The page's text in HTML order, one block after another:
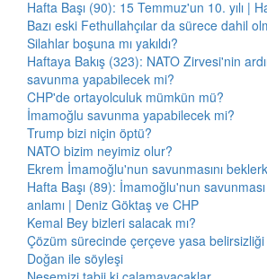
Hafta Başı (90): 15 Temmuz'un 10. yılı |
Bazı eski Fethullahçılar da sürece dahil
Silahlar boşuna mı yakıldı?
Haftaya Bakış (323): NATO Zirvesi'nin
savunma yapabilecek mi?
CHP'de ortayolculuk mümkün mü?
İmamoğlu savunma yapabilecek mi?
Trump bizi niçin öptü?
NATO bizim neyimiz olur?
Ekrem İmamoğlu'nun savunmasını
Hafta Başı (89): İmamoğlu'nun
anlamı | Deniz Göktaş ve CHP
Kemal Bey bizleri salacak mı?
Çözüm sürecinde çerçeve yasa
Doğan ile söyleşi